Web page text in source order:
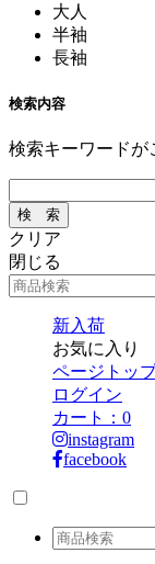
大人
半袖
長袖
検索内容
検索キーワードが
クリア
閉じる
新入荷
お気に入り
ページトッ
ログイン
カート： 0
instagram
facebook